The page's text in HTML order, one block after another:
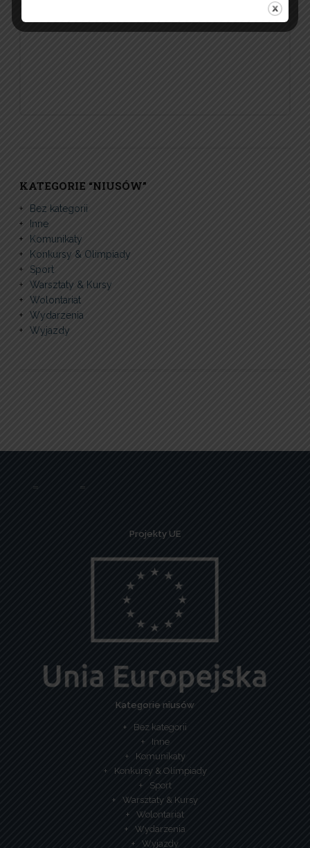
KATEGORIE “NIUSÓW”
Bez kategorii
Inne
Komunikaty
Konkursy & Olimpiady
Sport
Warsztaty & Kursy
Wolontariat
Wydarzenia
Wyjazdy
Projekty UE
Kategorie niusów
Bez kategorii
Inne
Komunikaty
Konkursy & Olimpiady
Sport
Warsztaty & Kursy
Wolontariat
Wydarzenia
Wyjazdy